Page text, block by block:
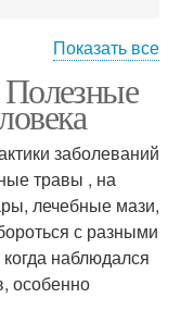
для лечения
в урологии
Показать все
Полезные
заболеваний
травы , на
лечебные мази,
с разными
наблюдался
особенно